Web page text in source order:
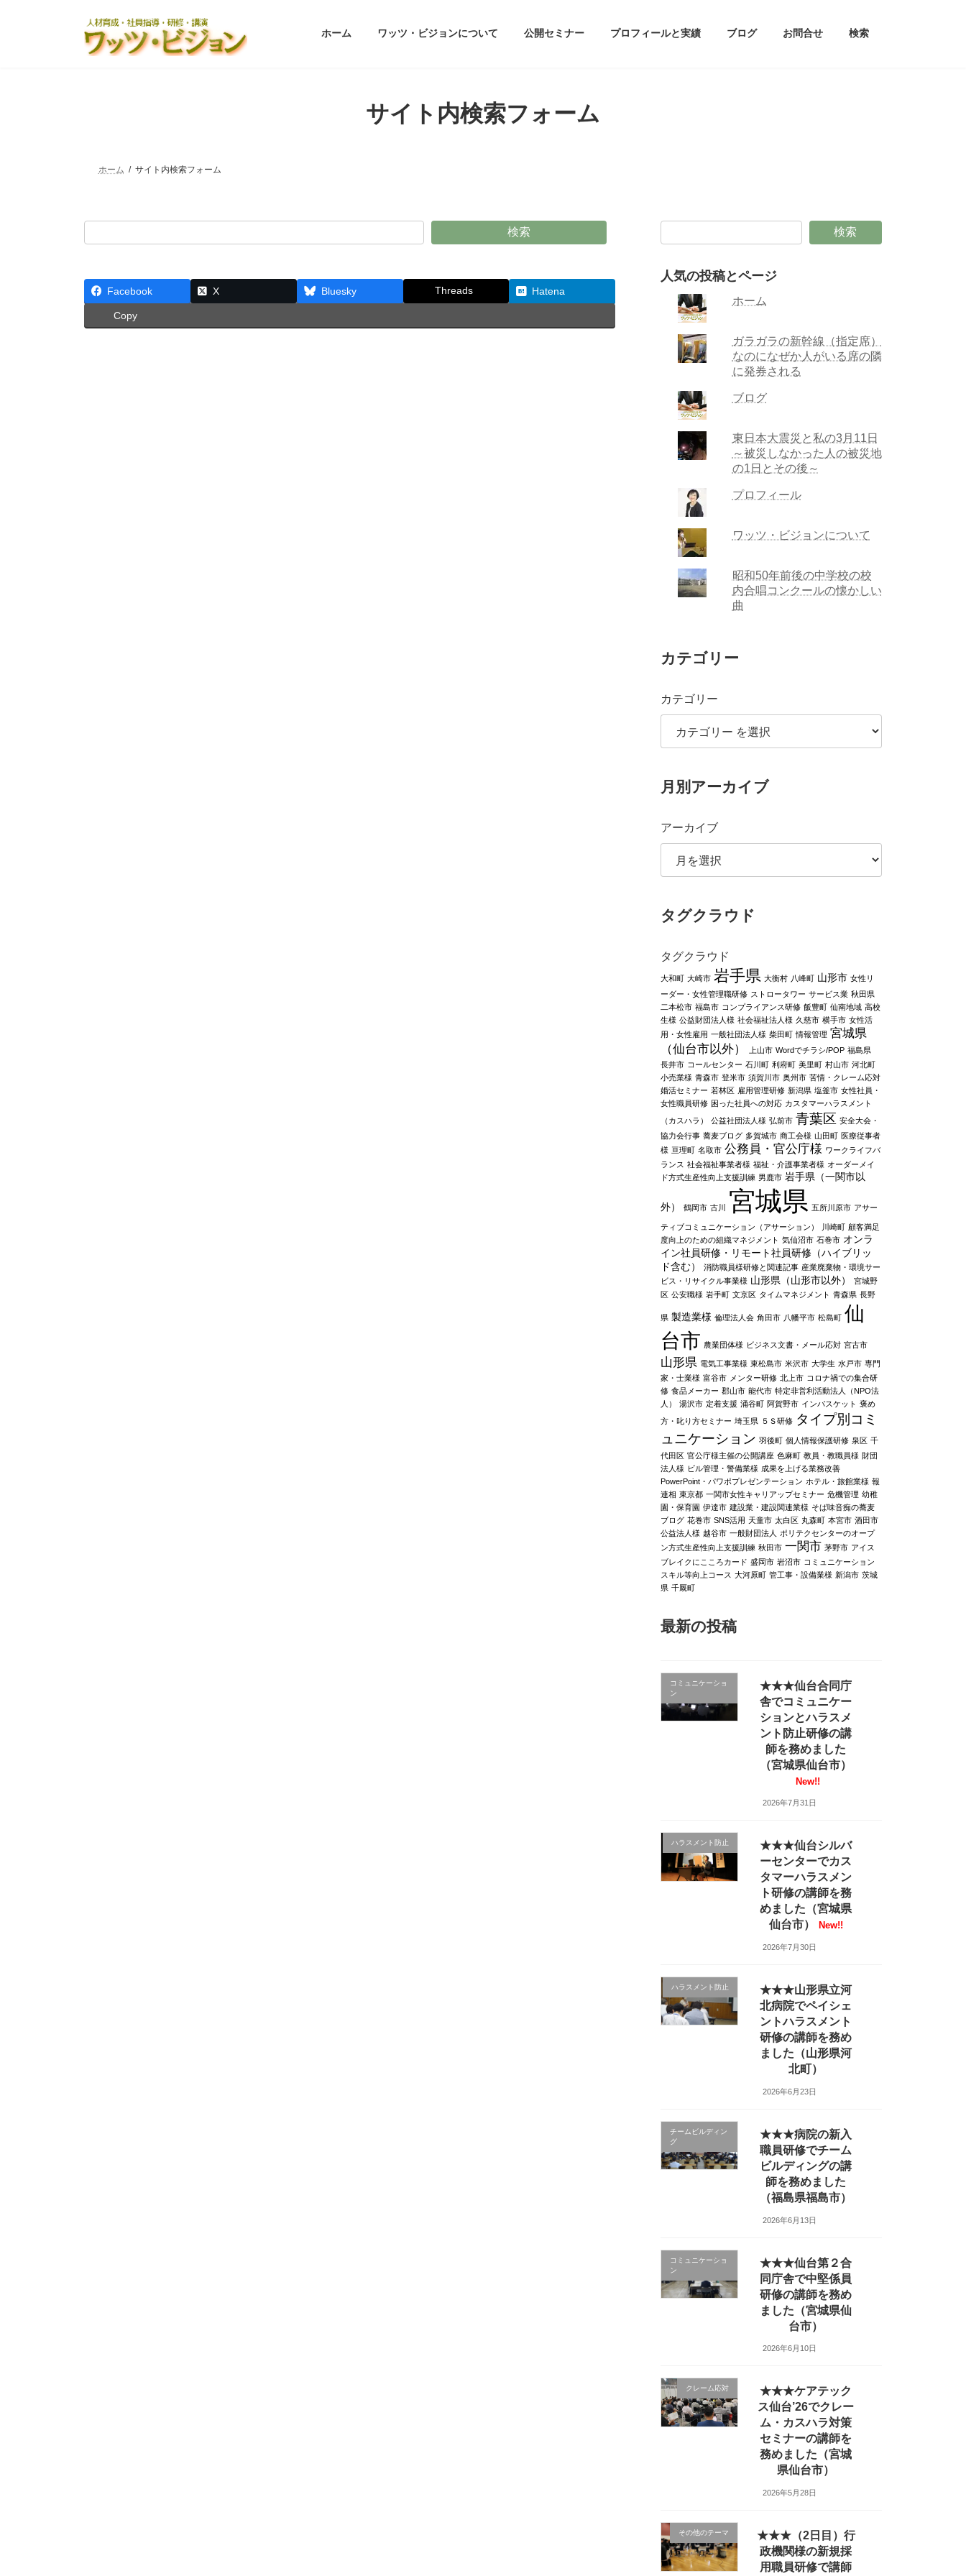
ホーム ワッツ・ビジョンについて 公開セミナー プロフィールと実績 ブログ お問合せ 検索
サイト内検索フォーム
ホーム サイト内検索フォーム
検索
Facebook X Bluesky Threads Hatena
Copy
検索
人気の投稿とページ
ホーム
ガラガラの新幹線（指定席）
なのになぜか人がいる席の隣
に発券される
ブログ
東日本大震災と私の3月11日
～被災しなかった人の被災地
の1日とその後～
プロフィール
ワッツ・ビジョンについて
昭和50年前後の中学校の校
内合唱コンクールの懐かしい
曲
カテゴリー
カテゴリー
月別アーカイブ
アーカイブ
タグクラウド
タグクラウド
大和町 大崎市 岩手県 大衡村 八峰町 山形市 女性リ
ーダー・女性管理職研修 ストロータワー サービス業 秋田県
二本松市 福島市 コンプライアンス研修 飯豊町 仙南地域 高校
生様 公益財団法人様 社会福祉法人様 久慈市 横手市 女性活
用・女性雇用 一般社団法人様 柴田町 情報管理 宮城県
（仙台市以外）
上山市 Wordでチラシ/POP 福島県
長井市 コールセンター 石川町 利府町 美里町 村山市 河北町
小売業様 青森市 登米市 須賀川市 奥州市 苦情・クレーム応対
婚活セミナー 若林区 雇用管理研修 新潟県 塩釜市 女性社員・
女性職員研修 困った社員への対応 カスタマーハラスメント
（カスハラ）
公益社団法人様 弘前市 青葉区 安全大会・
協力会行事 蕎麦ブログ 多賀城市 商工会様 山田町 医療従事者
様 亘理町 名取市 公務員・官公庁様 ワークライフバ
ランス 社会福祉事業者様 福祉・介護事業者様 オーダーメイ
ド方式生産性向上支援訓練 男鹿市 岩手県（一関市以
外） 鶴岡市 古川 宮城県 五所川原市 アサー
ティブコミュニケーション（アサーション） 川崎町 顧客満足
度向上のための組織マネジメント 気仙沼市 石巻市 オンラ
イン社員研修・リモート社員研修（ハイブリッ
ド含む）
消防職員様研修と関連記事 産業廃棄物・環境サー
ビス・リサイクル事業様 山形県（山形市以外）
宮城野
区 公安職様 岩手町 文京区 タイムマネジメント 青森県 長野
県 製造業様 倫理法人会 角田市 八幡平市 松島町 仙
台市 農業団体様 ビジネス文書・メール応対 宮古市
山形県 電気工事業様 東松島市 米沢市 大学生 水戸市 専門
家・士業様 富谷市 メンター研修 北上市 コロナ禍での集合研
修 食品メーカー 郡山市 能代市 特定非営利活動法人（NPO法
人）
湯沢市 定着支援 涌谷町 阿賀野市 インバスケット 褒め
方・叱り方セミナー 埼玉県 ５Ｓ研修 タイプ別コミ
ュニケーション 羽後町 個人情報保護研修 泉区 千
代田区 官公庁様主催の公開講座 色麻町 教員・教職員様 財団
法人様 ビル管理・警備業様 成果を上げる業務改善
PowerPoint・パワポプレゼンテーション ホテル・旅館業様 報
連相 東京都 一関市女性キャリアップセミナー 危機管理 幼稚
園・保育園 伊達市 建設業・建設関連業様 そば味音痴の蕎麦
ブログ 花巻市 SNS活用 天童市 太白区 丸森町 本宮市 酒田市
公益法人様 越谷市 一般財団法人
ポリテクセンターのオープ
ン方式生産性向上支援訓練 秋田市 一関市 茅野市 アイス
ブレイクにこころカード 盛岡市 岩沼市 コミュニケーション
スキル等向上コース 大河原町 管工事・設備業様 新潟市 茨城
県 千厩町
最新の投稿
コミュニケーショ
ン
★★★仙台合同庁
舎でコミュニケー
ションとハラスメ
ント防止研修の講
師を務めました
（宮城県仙台市）
New!!
2026年7月31日
ハラスメント防止
★★★仙台シルバ
ーセンターでカス
タマーハラスメン
ト研修の講師を務
めました（宮城県
仙台市）
New!!
2026年7月30日
ハラスメント防止
★★★山形県立河
北病院でペイシェ
ントハラスメント
研修の講師を務め
ました（山形県河
北町）
2026年6月23日
チームビルディン
グ
★★★病院の新入
職員研修でチーム
ビルディングの講
師を務めました
（福島県福島市）
2026年6月13日
コミュニケーショ
ン
★★★仙台第２合
同庁舎で中堅係員
研修の講師を務め
ました（宮城県仙
台市）
2026年6月10日
クレーム応対
★★★ケアテック
ス仙台’26でクレー
ム・カスハラ対策
セミナーの講師を
務めました（宮城
県仙台市）
2026年5月28日
その他のテーマ
★★★（2日目）行
政機関様の新規採
用職員研修で講師